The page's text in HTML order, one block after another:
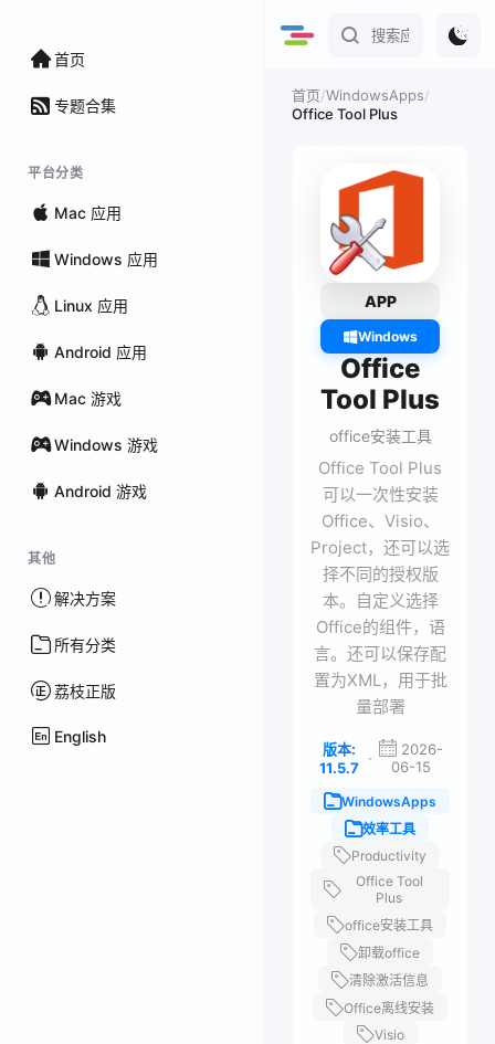
首页
专题合集
平台分类
Mac 应用
Windows 应用
Linux 应用
Android 应用
Mac 游戏
Windows 游戏
Android 游戏
其他
解决方案
所有分类
荔枝正版
English
首页/WindowsApps/
Office Tool Plus
APP
Windows
Office
Tool Plus
office安装工具
Office Tool Plus
可以一次性安装
Office、Visio、
Project，还可以选
择不同的授权版
本。自定义选择
Office的组件，语
言。还可以保存配
置为XML，用于批
量部署
版本:
11.5.7
·
2026-
06-15
WindowsApps
效率工具
Productivity
Office Tool
Plus
office安装工具
卸载office
清除激活信息
Office离线安装
Visio